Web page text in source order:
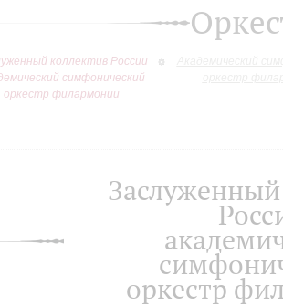
коллектив России
симфонический
оркестр филармонии
оркестр